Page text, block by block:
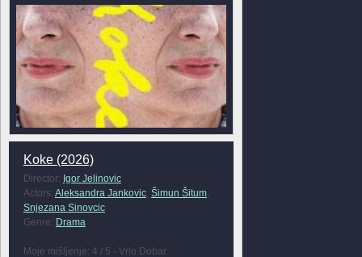
Koke (2026)
Director: Igor Jelinovic
Actors: Aleksandra Jankovic, Šimun Šitum,
Snjezana Sinovcic
Genre: Drama
Moje mišljenje: 4 / 5 - Vrlo Dobar